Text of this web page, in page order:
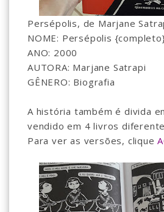
Persépolis, de Marjane
NOME: Persépolis
ANO: 2000
AUTORA: Marjane Satrapi
GÊNERO: Biografia
A história também é divida
vendido em 4 livros
Para ver as versões, clique